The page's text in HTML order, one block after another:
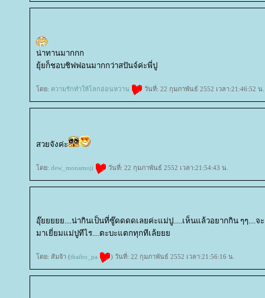
น่าทานมากกก
ุ้ยก็ชอบชิฟฟอนมากกว่าสปันจ์ค่ะพี่ปู
ดย: ความรักทำให้โลกอ่อนหวาน วันที่: 22 กุมภาพันธ์ 2552 เวลา:21:46:52 น.
สวยจังค่ะ
ดย: dew_monamoji วันที่: 22 กุมภาพันธ์ 2552 เวลา:21:54:43 น.
อุ๊ยยยยย....น่ากินเป็นที่ซู๊ดดดดเลยค่ะแม่ปู.....เห็นแล้วอยากกิน ๆๆ....จ
มาเยี่ยมแม่ปูทีไร....ตะบะแตกทุกทีเล้
ดย: ส้มจ้า (thaibo_pa ) วันที่: 22 กุมภาพันธ์ 2552 เวลา:21:56:16 น.